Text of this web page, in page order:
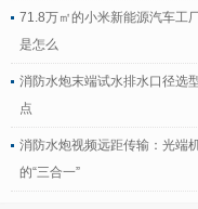
71.8万㎡的小米新能源汽车工
是怎么
消防水炮末端试水排水口径选
点
消防水炮视频远距传输：光端
的“三合一”